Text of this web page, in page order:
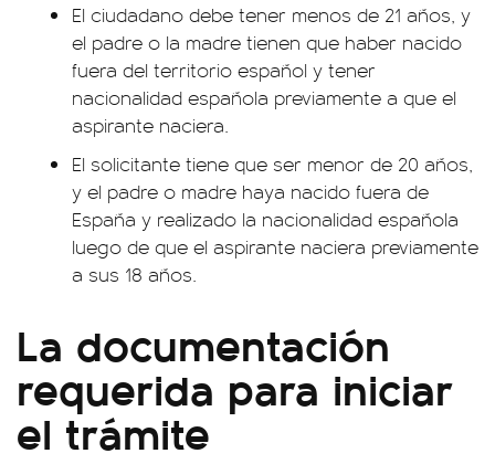
El ciudadano debe tener menos de 21 años, y
el padre o la madre tienen que haber nacido
fuera del territorio español y tener
nacionalidad española previamente a que el
aspirante naciera.
El solicitante tiene que ser menor de 20 años,
y el padre o madre haya nacido fuera de
España y realizado la nacionalidad española
luego de que el aspirante naciera previamente
a sus 18 años.
La documentación
requerida para iniciar
el trámite